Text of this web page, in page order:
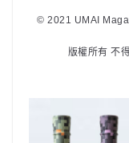
© 2021 UMAI
版權所有 不